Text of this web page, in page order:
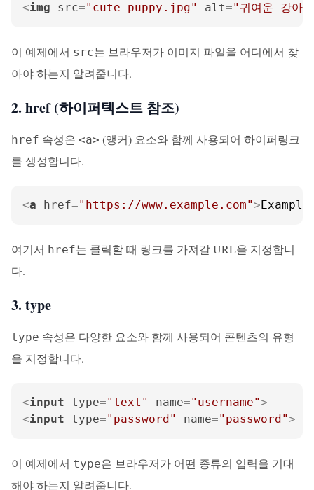
<img src="cute-puppy.jpg" alt="귀여운 강아
이 예제에서 src는 브라우저가 이미지 파일을 어디에서 찾
아야 하는지 알려줍니다.
2. href (하이퍼텍스트 참조)
href 속성은 <a> (앵커) 요소와 함께 사용되어 하이퍼링크
를 생성합니다.
<a href="https://www.example.com">
여기서 href는 클릭할 때 링크를 가져갈 URL을 지정합니
다.
3. type
type 속성은 다양한 요소와 함께 사용되어 콘텐츠의 유형
을 지정합니다.
<input type="text" name="username">
<input type="password" name="password">
이 예제에서 type은 브라우저가 어떤 종류의 입력을 기대
해야 하는지 알려줍니다.